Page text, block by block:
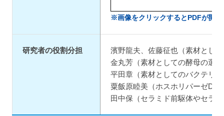
※画像をクリックするとPDFが開き
研究者の役割分担
濱野龍夫、佐藤征也（素材とし
金丸芳（素材としての酵母の選
平田章（素材としてのバクテリ
粟飯原睦美（ホスホリパーゼD候
田中保（セラミド前駆体やセラ